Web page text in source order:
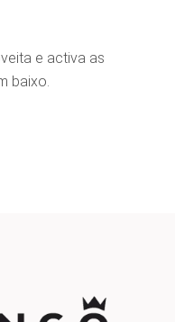
e activa as
baixo.